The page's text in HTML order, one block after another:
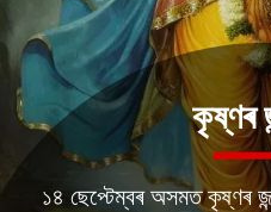
১৪ ছেপ্টেম্বৰ অসমত কৃষ্ণৰ
কৃষ্ণৰ